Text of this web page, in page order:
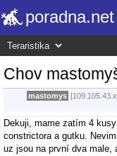
poradna.net
Chov
mastomys
Dekuji, mame zatím 4
constrictora a gutku.
uz jsou na první dva male,